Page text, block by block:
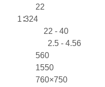
22
∶324
22 - 40
2.5 - 4.56
×750